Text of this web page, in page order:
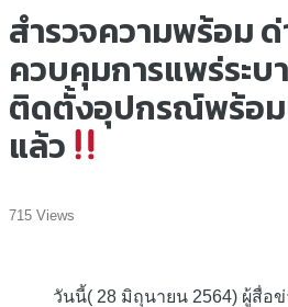
สำรวจความพร้อม
ควบคุมการแพร่ระบ
ติดตั้งอุปกรณ์พร้อ
แล้ว
715 Views
วันนี้( 28 มิถุนายน 2564) ผู้สื่อข่า